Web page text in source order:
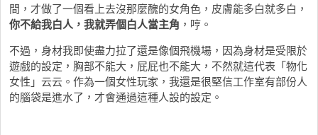
間，才做了一個看上去沒那麼醜的女角色，皮膚能多白就多白，
你不給我白人，我就弄個白人當主角 ，哼。
不過，身材我即使盡力拉了還是像個飛機場，因為身材是受限於
遊戲的設定，胸部不能大，屁屁也不能大，不然就這代表「物化
女性」云云。作為一個女性玩家，我還是很堅信工作室有部份人
的腦袋是進水了，才會通過這種人設的設定。